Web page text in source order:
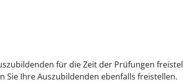
für die Zeit der Prüfungen
Ihre Auszubildenden ebenfalls freistellen.